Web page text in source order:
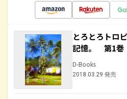
とろとろトロ
記憶。 第1巻
D-Books
2018.03.29 発売